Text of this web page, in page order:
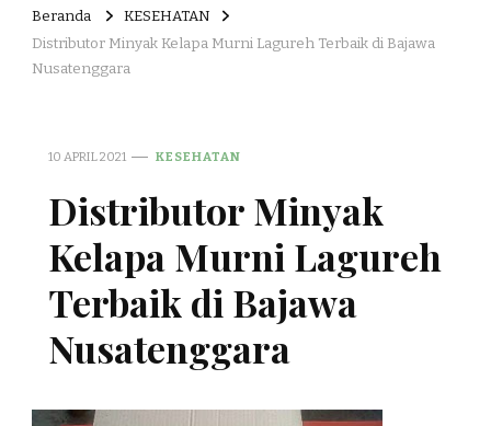
Beranda
KESEHATAN
Distributor Minyak Kelapa Murni Lagureh Terbaik di Bajawa
Nusatenggara
10 APRIL 2021 KESEHATAN
Distributor Minyak
Kelapa Murni Lagureh
Terbaik di Bajawa
Nusatenggara